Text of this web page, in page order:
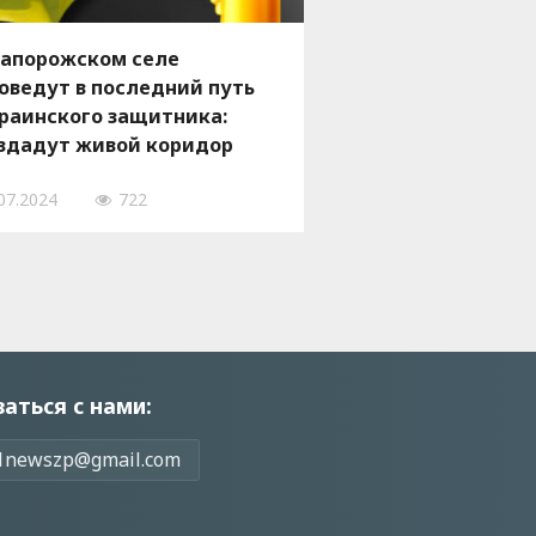
селе
в последний путь
защитника:
живой коридор
722
с нами: